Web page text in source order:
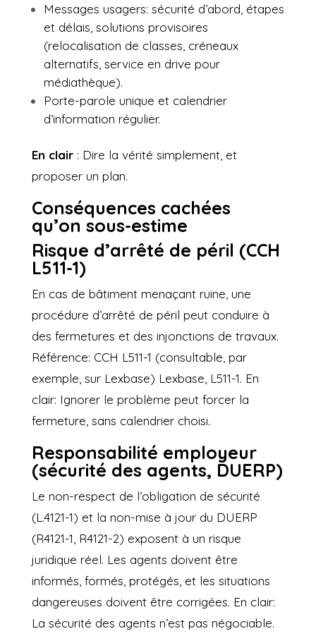
Messages usagers: sécurité d’abord, étapes
et délais, solutions provisoires
(relocalisation de classes, créneaux
alternatifs, service en drive pour
médiathèque).
Porte-parole unique et calendrier
d’information régulier.
En clair: Dire la vérité simplement, et
proposer un plan.
Conséquences cachées
qu’on sous-estime
Risque d’arrêté de péril (CCH
L511-1)
En cas de bâtiment menaçant ruine, une
procédure d’arrêté de péril peut conduire à
des fermetures et des injonctions de travaux.
Référence: CCH L511-1 (consultable, par
exemple, sur Lexbase) Lexbase, L511-1. En
clair: Ignorer le problème peut forcer la
fermeture, sans calendrier choisi.
Responsabilité employeur
(sécurité des agents, DUERP)
Le non-respect de l’obligation de sécurité
(L.4121-1) et la non-mise à jour du DUERP
(R4121-1, R4121-2) exposent à un risque
juridique réel. Les agents doivent être
informés, formés, protégés, et les situations
dangereuses doivent être corrigées. En clair:
La sécurité des agents n’est pas négociable.